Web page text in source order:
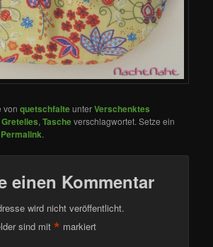
vonquetschfalteunterVerschenktes
Gretelies,Tascheverschlagwortet. Setze ein
Permalink.
einen Kommentar
wird nicht veröffentlicht.
sind mit* markiert